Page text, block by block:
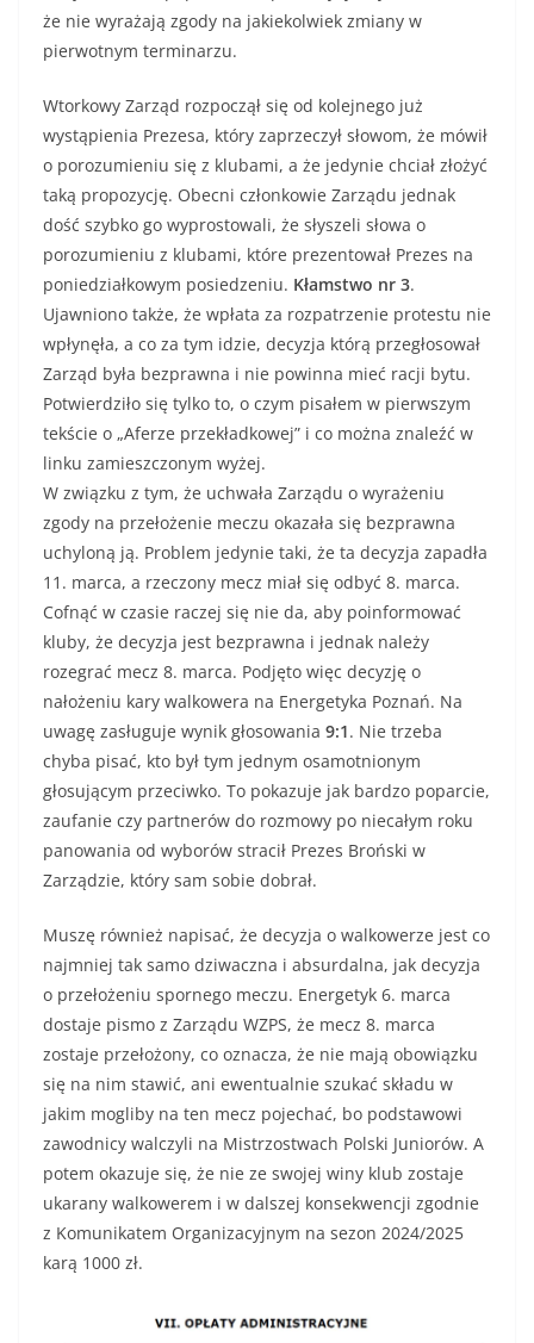
że nie wyrażają zgody na jakiekolwiek zmiany w
pierwotnym terminarzu.
Wtorkowy Zarząd rozpoczął się od kolejnego już
wystąpienia Prezesa, który zaprzeczył słowom, że mówił
o porozumieniu się z klubami, a że jedynie chciał złożyć
taką propozycję. Obecni członkowie Zarządu jednak
dość szybko go wyprostowali, że słyszeli słowa o
porozumieniu z klubami, które prezentował Prezes na
poniedziałkowym posiedzeniu. Kłamstwo nr 3.
Ujawniono także, że wpłata za rozpatrzenie protestu nie
wpłynęła, a co za tym idzie, decyzja którą przegłosował
Zarząd była bezprawna i nie powinna mieć racji bytu.
Potwierdziło się tylko to, o czym pisałem w pierwszym
tekście o „Aferze przekładkowej” i co można znaleźć w
linku zamieszczonym wyżej.
W związku z tym, że uchwała Zarządu o wyrażeniu
zgody na przełożenie meczu okazała się bezprawna
uchyloną ją. Problem jedynie taki, że ta decyzja zapadła
11. marca, a rzeczony mecz miał się odbyć 8. marca.
Cofnąć w czasie raczej się nie da, aby poinformować
kluby, że decyzja jest bezprawna i jednak należy
rozegrać mecz 8. marca. Podjęto więc decyzję o
nałożeniu kary walkowera na Energetyka Poznań. Na
uwagę zasługuje wynik głosowania 9:1. Nie trzeba
chyba pisać, kto był tym jednym osamotnionym
głosującym przeciwko. To pokazuje jak bardzo poparcie,
zaufanie czy partnerów do rozmowy po niecałym roku
panowania od wyborów stracił Prezes Broński w
Zarządzie, który sam sobie dobrał.
Muszę również napisać, że decyzja o walkowerze jest co
najmniej tak samo dziwaczna i absurdalna, jak decyzja
o przełożeniu spornego meczu. Energetyk 6. marca
dostaje pismo z Zarządu WZPS, że mecz 8. marca
zostaje przełożony, co oznacza, że nie mają obowiązku
się na nim stawić, ani ewentualnie szukać składu w
jakim mogliby na ten mecz pojechać, bo podstawowi
zawodnicy walczyli na Mistrzostwach Polski Juniorów. A
potem okazuje się, że nie ze swojej winy klub zostaje
ukarany walkowerem i w dalszej konsekwencji zgodnie
z Komunikatem Organizacyjnym na sezon 2024/2025
karą 1000 zł.